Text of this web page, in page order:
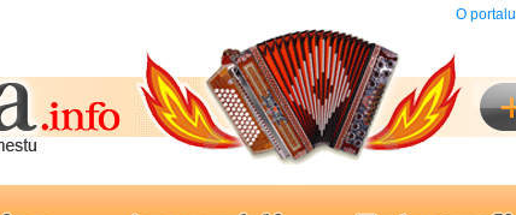
O portalu